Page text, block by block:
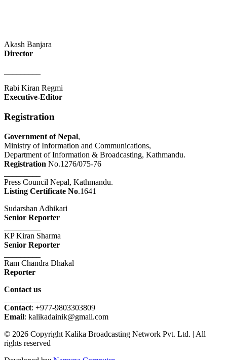
Akash Banjara
Director
Rabi Kiran Regmi
Executive-Editor
Registration
Government of Nepal,
Ministry of Information and Communications,
Department of Information & Broadcasting, Kathmandu.
Registration No.1276/075-76
Press Council Nepal, Kathmandu.
Listing Certificate No.1641
Sudarshan Adhikari
Senior Reporter
KP Kiran Sharma
Senior Reporter
Ram Chandra Dhakal
Reporter
Contact us
Contact: +977-9803303809
Email: kalikadainik@gmail.com
© 2026 Copyright Kalika Broadcasting Network Pvt. Ltd. | All
rights reserved